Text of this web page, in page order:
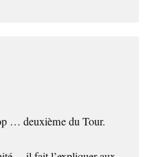
… deuxième du Tour.